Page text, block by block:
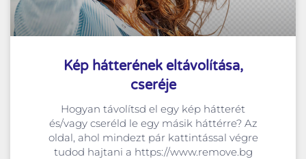
Kép hátterének eltávolítása,
cseréje
Hogyan távolítsd el egy kép hátterét
és/vagy cseréld le egy másik háttérre? Az
oldal, ahol mindezt pár kattintással végre
tudod hajtani a https://www.remove.bg